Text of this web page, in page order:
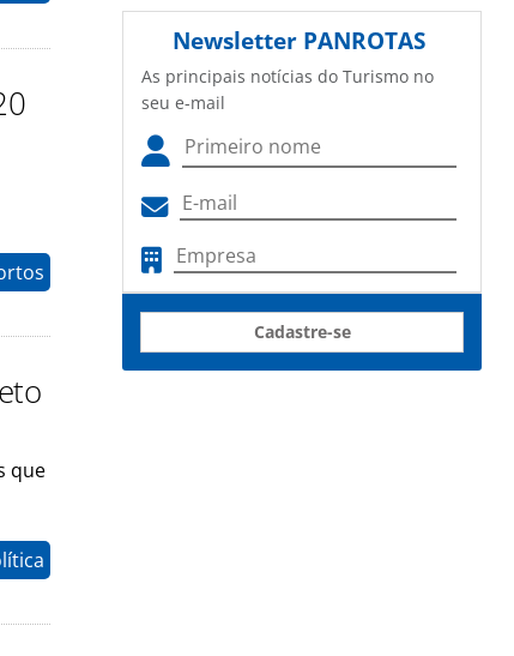
que
Newsletter PANROTAS
As principais notícias do Turismo no
seu e-mail
Cadastre-se